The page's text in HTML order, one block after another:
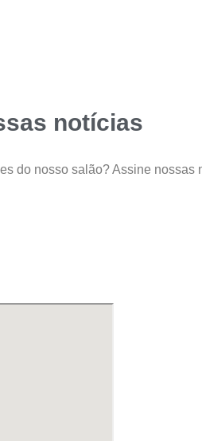
notícias
do nosso salão? Assine nossas